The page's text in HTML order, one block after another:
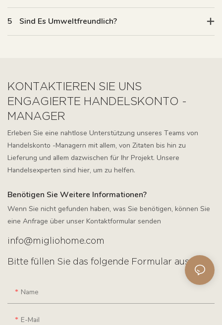
5 Sind Es Umweltfreundlich?
KONTAKTIEREN SIE UNS
ENGAGIERTE HANDELSKONTO -
MANAGER
Erleben Sie eine nahtlose Unterstützung unseres Teams von
Handelskonto -Managern mit allem, von Zitaten bis hin zu
Lieferung und allem dazwischen für Ihr Projekt. Unsere
Handelsexperten sind hier, um zu helfen.
Benötigen Sie Weitere Informationen?
Wenn Sie nicht gefunden haben, was Sie benötigen, können Sie
eine Anfrage über unser Kontaktformular senden
info@migliohome.com
Bitte füllen Sie das folgende Formular aus.
Name
E-Mail